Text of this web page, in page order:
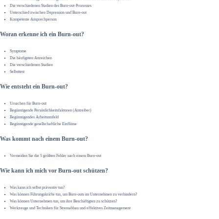
Die verschiedenen Stadien des Burn-out-Prozesses
Unterschied zwischen Depression und Burn-out
Kompetente Ansprechperson
Woran erkenne ich ein Burn-out?
Symptome
Die häufigsten Anzeichen
Die verschiedenen Stadien
Selbsttest
Wie entsteht ein Burn-out?
Ursachen für Burn-out
Begünstigende Persönlichkeitsfaktoren (Antreiber)
Begünstigendes Arbeitsumfeld
Begünstigende gesellschaftliche Einflüsse
Was kommt nach einem Burn-out?
Vermeiden Sie die 5 größten Fehler nach einem Burn-out
Wie kann ich mich vor Burn-out schützen?
Was kann ich selbst präventiv tun?
Was können Führungskräfte tun, um Burn-outs im Unternehmen zu verhindern?
Was können Unternehmen tun, um ihre Beschäftigten zu schützen?
Werkzeuge und Techniken für Stressabbau und effektives Zeitmanagement